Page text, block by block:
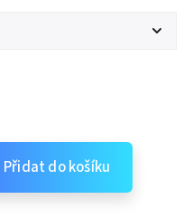
Přidat do košíku